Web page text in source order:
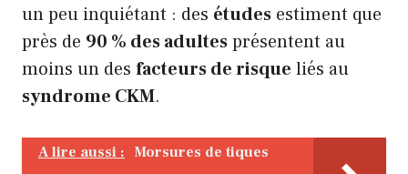
un peu inquiétant : des études estiment que
près de 90 % des adultesprésentent au
moins un des facteurs de risque liés au
syndrome CKM.
A lire aussi : Morsures de tiques